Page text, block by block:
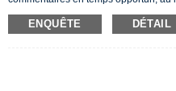
composition du produit.
ENQUÊTE DÉTAIL